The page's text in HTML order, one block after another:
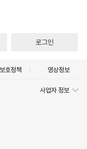
로그인
호정책 영상정보
사업자 정보